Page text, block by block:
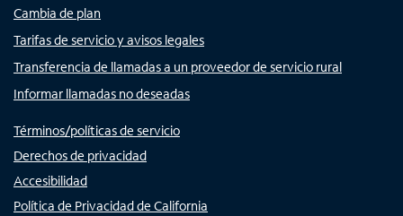
Cambia de plan
Tarifas de servicio y avisos legales
Transferencia de llamadas a un proveedor de servicio rural
Informar llamadas no deseadas
Términos/políticas de servicio
Derechos de privacidad
Accesibilidad
Política de Privacidad de California